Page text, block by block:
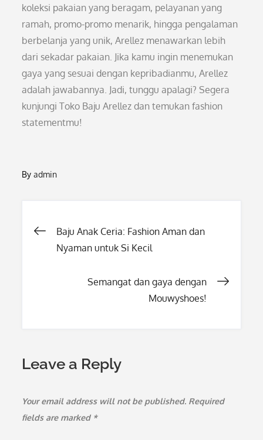
koleksi pakaian yang beragam, pelayanan yang
ramah, promo-promo menarik, hingga pengalaman
berbelanja yang unik, Arellez menawarkan lebih
dari sekadar pakaian. Jika kamu ingin menemukan
gaya yang sesuai dengan kepribadianmu, Arellez
adalah jawabannya. Jadi, tunggu apalagi? Segera
kunjungi Toko Baju Arellez dan temukan fashion
statementmu!
Byadmin
Post
Baju Anak Ceria: Fashion Aman dan
Nyaman untuk Si Kecil
Semangat dan gaya dengan
Mouwyshoes!
Leave a Reply
Your email address will not be published. Required
fields are marked *